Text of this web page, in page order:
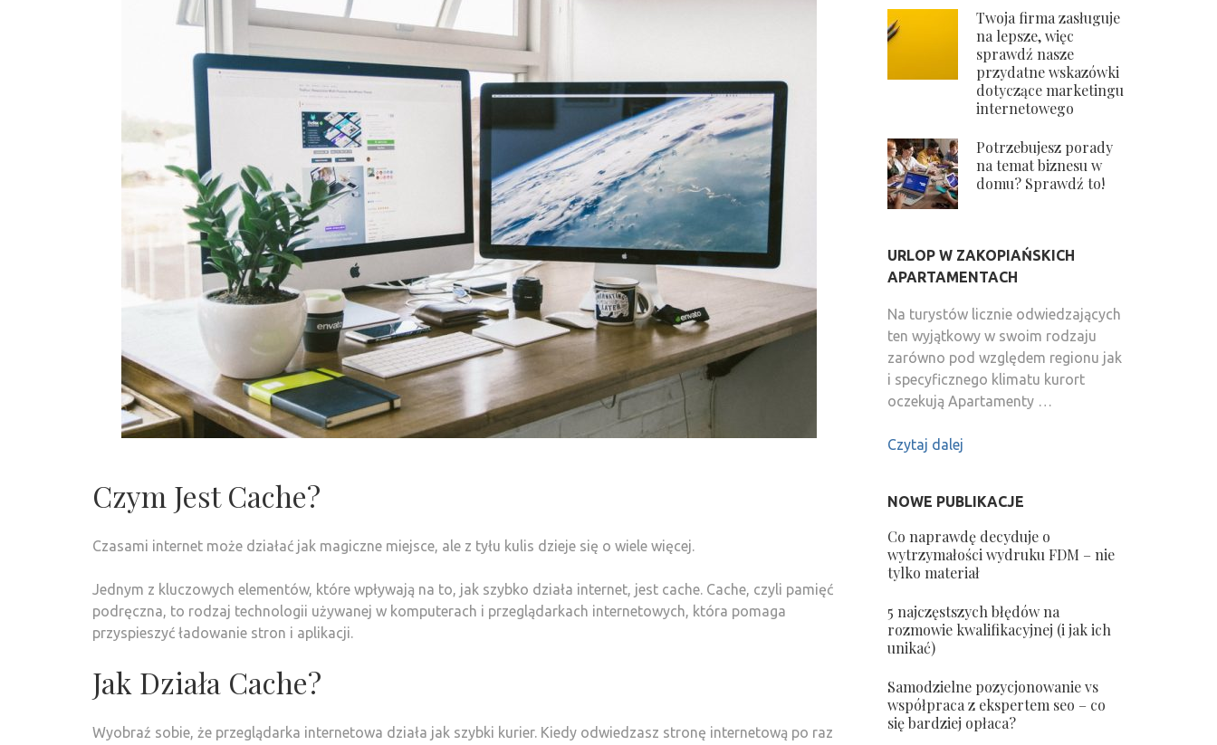
Czym Jest Cache?
Czasami internet może działać jak magiczne miejsce, ale z tyłu kulis dzieje się o wiele więcej.
Jednym z kluczowych elementów, które wpływają na to, jak szybko działa internet, jest cache. Cache, czyli pamięć
podręczna, to rodzaj technologii używanej w komputerach i przeglądarkach internetowych, która pomaga
przyspieszyć ładowanie stron i aplikacji.
Jak Działa Cache?
Wyobraź sobie, że przeglądarka internetowa działa jak szybki kurier. Kiedy odwiedzasz stronę internetową po raz
Twoja firma zasługuje
na lepsze, więc
sprawdź nasze
przydatne wskazówki
dotyczące marketingu
internetowego
Potrzebujesz porady
na temat biznesu w
domu? Sprawdź to!
URLOP W ZAKOPIAŃSKICH
APARTAMENTACH
Na turystów licznie odwiedzających
ten wyjątkowy w swoim rodzaju
zarówno pod względem regionu jak
i specyficznego klimatu kurort
oczekują Apartamenty …
Czytaj dalej
NOWE PUBLIKACJE
Co naprawdę decyduje o
wytrzymałości wydruku FDM – nie
tylko materiał
5 najczęstszych błędów na
rozmowie kwalifikacyjnej (i jak ich
unikać)
Samodzielne pozycjonowanie vs
współpraca z ekspertem seo – co
się bardziej opłaca?